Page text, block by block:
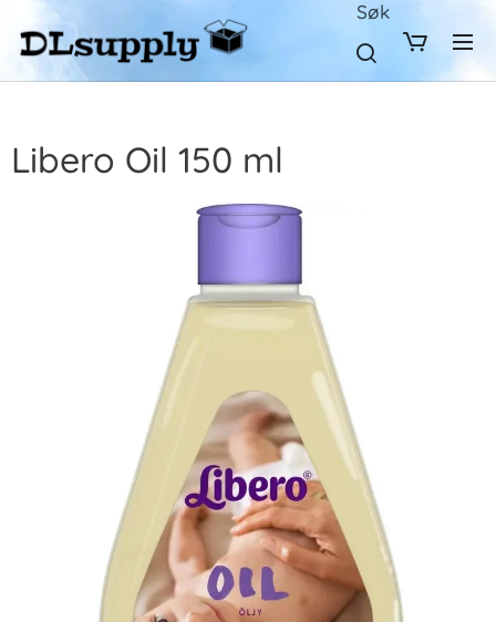
Søk
Libero Oil 150 ml